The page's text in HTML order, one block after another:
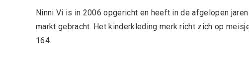
Ninni Vi is in 2006 opgericht en heeft in de afgelopen
markt gebracht. Het kinderkleding merk richt zich op
164.